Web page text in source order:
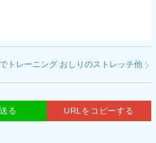
トレーニング おしりのストレッチ他
る URLをコピーする